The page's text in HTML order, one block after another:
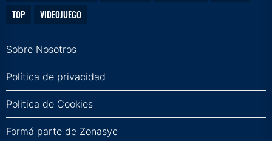
TOP
VIDEOJUEGO
Sobre Nosotros
Política de privacidad
Politica de Cookies
Formá parte de Zonasyc